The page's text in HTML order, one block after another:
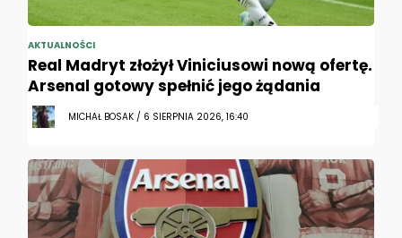
AKTUALNOŚCI
Real Madryt złożył Viniciusowi nową ofertę.
Arsenal gotowy spełnić jego żądania
MICHAŁ BOSAK / 6 SIERPNIA 2026, 16:40